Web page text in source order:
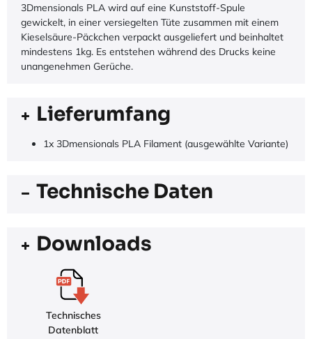
3Dmensionals PLA wird auf eine Kunststoff-Spule
gewickelt, in einer versiegelten Tüte zusammen mit einem
Kieselsäure-Päckchen verpackt ausgeliefert und beinhaltet
mindestens 1kg. Es entstehen während des Drucks keine
unangenehmen Gerüche.
Lieferumfang
1x 3Dmensionals PLA Filament (ausgewählte Variante)
Technische Daten
Downloads
Technisches
Datenblatt